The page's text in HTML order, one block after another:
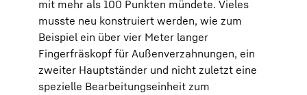
mit mehr als 100 Punkten mündete. Vieles
musste neu konstruiert werden, wie zum
Beispiel ein über vier Meter langer
Fingerfräskopf für Außenverzahnungen, ein
zweiter Hauptständer und nicht zuletzt eine
spezielle Bearbeitungseinheit zum